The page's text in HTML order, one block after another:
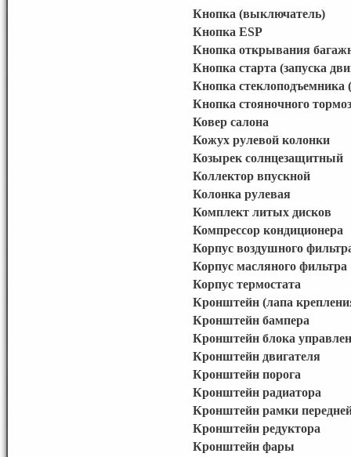
Кнопка (выключатель)
Кнопка ESP
Кнопка открывания
Кнопка старта (запуска
Кнопка стеклоподъемника
Кнопка стояночного
Ковер салона
Кожух рулевой колонки
Козырек солнцезащитный
Коллектор впускной
Колонка рулевая
Комплект литых дисков
Компрессор кондиционера
Корпус воздушного
Корпус масляного фильтра
Корпус термостата
Кронштейн (лапа
Кронштейн бампера
Кронштейн блока
Кронштейн двигателя
Кронштейн порога
Кронштейн радиатора
Кронштейн рамки
Кронштейн редуктора
Кронштейн фары